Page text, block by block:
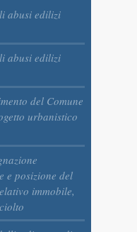
abusi edilizi
abusi edilizi
del Comune
urbanistico
e posizione del
immobile,